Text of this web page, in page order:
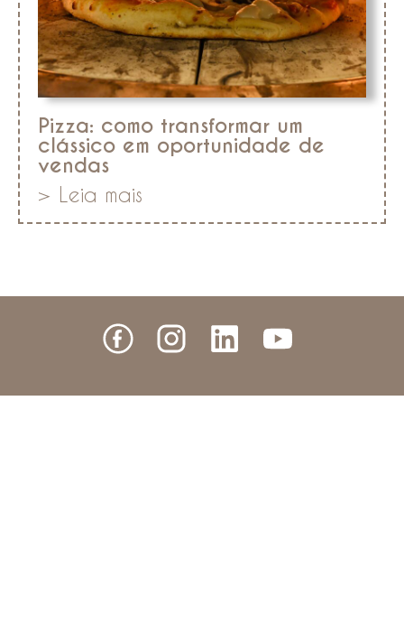
Pizza: como transformar um
clássico em oportunidade de
vendas
> Leia mais